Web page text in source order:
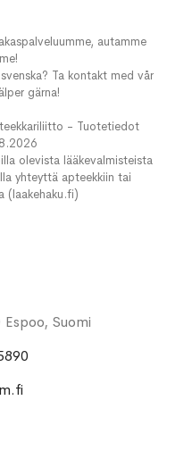
autamme
Ta kontakt med vår
gärna!
- Tuotetiedot
olevista lääkevalmisteista
yhteyttä apteekkiin tai
(laakehaku.fi)
Suomi